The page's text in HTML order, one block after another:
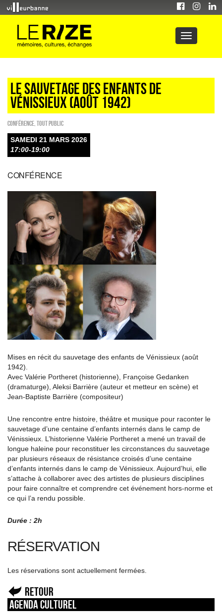
LE SAUVETAGE DES ENFANTS DE
VÉNISSIEUX (AOÛT 1942)
Conférence Tout public
SAMEDI 21 MARS 2026
17:00-19:00
CONFÉRENCE
Mises en récit du sauvetage des enfants de Vénissieux (août
1942).
Avec Valérie Portheret (historienne), Françoise Gedanken
(dramaturge), Aleksi Barrière (auteur et metteur en scène) et
Jean-Baptiste Barrière (compositeur)
Une rencontre entre histoire, théâtre et musique pour raconter le
sauvetage d’une centaine d’enfants internés dans le camp de
Vénissieux. L’historienne Valérie Portheret a mené un travail de
longue haleine pour reconstituer les circonstances du sauvetage
par plusieurs réseaux de résistance croisés d’une centaine
d’enfants internés dans le camp de Vénissieux. Aujourd’hui, elle
s’attache à collaborer avec des artistes de plusieurs disciplines
pour faire connaître et comprendre cet événement hors-norme et
ce qui l’a rendu possible.
Durée : 2h
RÉSERVATION
Les réservations sont actuellement fermées.
Retour
Agenda culturel